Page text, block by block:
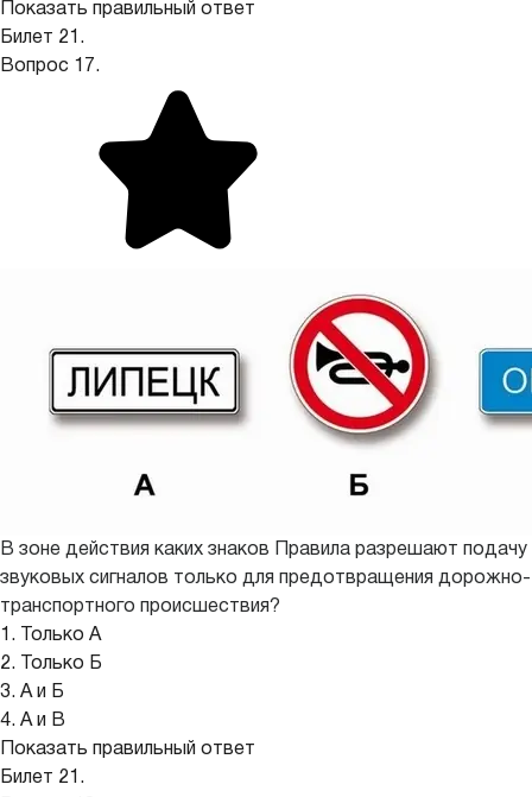
Показать правильный ответ
Билет 21.
Вопрос 17.
В зоне действия каких знаков Правила разрешают подачу
звуковых сигналов только для предотвращения дорожно-
транспортного происшествия?
1. Только А
2. Только Б
3. А и Б
4. А и В
Показать правильный ответ
Билет 21.